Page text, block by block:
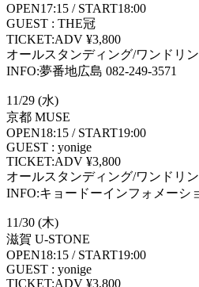
OPEN17:15 / START18:00
GUEST : THE冠
TICKET:ADV ¥3,800
オールスタンディング/ワンドリン
INFO:夢番地広島 082-249-3571
11/29 (水)
京都 MUSE
OPEN18:15 / START19:00
GUEST : yonige
TICKET:ADV ¥3,800
オールスタンディング/ワンドリン
INFO:キョードーインフォメーシ
11/30 (木)
滋賀 U-STONE
OPEN18:15 / START19:00
GUEST : yonige
TICKET:ADV ¥3,800